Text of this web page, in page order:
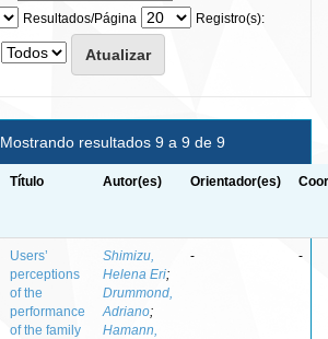
Resultados/Página
Registro(s):
Mostrando resultados 9 a 9 de 9
Título Autor(es) Orientador(es)
Users’
perceptions
of the
performance
of the family
Shimizu,
Helena Eri;
Drummond,
Adriano;
Hamann,
- -